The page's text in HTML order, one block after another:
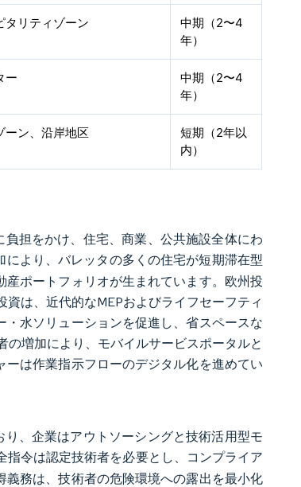
タリティゾーン
中期（2〜4
年）
ー
中期（2〜4
年）
ーン、沿岸地区
短期（2年以
内）
担をかけ、住宅、商業、公共施設全体にわ
により、バレッタの多くの住宅が短期滞在型
ポートフォリオが生まれています。欧州投
は、近代的なMEPおよびライフセーフティ
水ソリューションを促進し、省スペースな
増加により、モバイルサービスポータルと
は作業指示フローのデジタル化を進めてい
、企業はアウトソーシングと技術活用型モ
指令は認定技術者を必要とし、コンプライア
務は、技術者の危険環境への露出を最小化